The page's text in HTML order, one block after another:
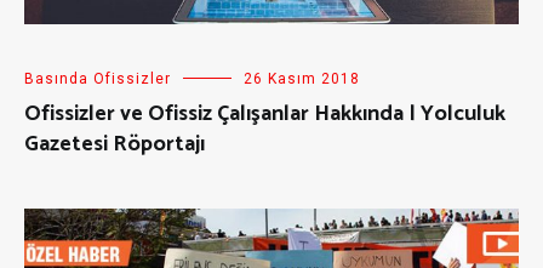
Basında Ofissizler 26 Kasım 2018
Ofissizler ve Ofissiz Çalışanlar Hakkında | Yolculuk
Gazetesi Röportajı